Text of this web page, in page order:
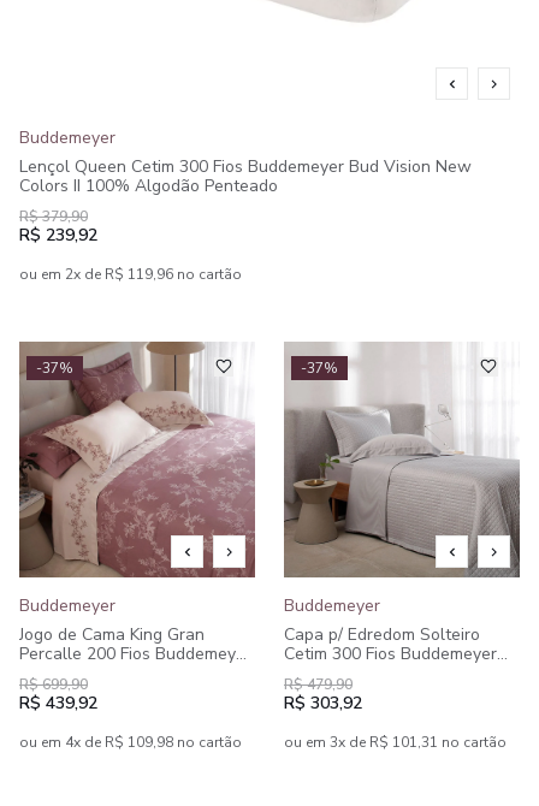
Buddemeyer
Lençol Queen Cetim 300 Fios Buddemeyer Bud Vision New
Colors II 100% Algodão Penteado
R$ 379,90
R$ 239,92
ou em 2x de R$ 119,96 no cartão
-37%
Buddemeyer
Jogo de Cama King Gran
Percalle 200 Fios Buddemeyer
Olga 100% Algodão Penteado
Estampado 4 peças
R$ 699,90
R$ 439,92
ou em 4x de R$ 109,98 no cartão
-37%
Buddemeyer
Capa p/ Edredom Solteiro
Cetim 300 Fios Buddemeyer
Bud Vision New Colors II
100% Algodão Penteado
R$ 479,90
R$ 303,92
ou em 3x de R$ 101,31 no cartão